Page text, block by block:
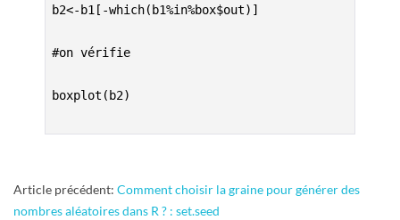
b2<-b1[-which(b1%in%box$out)]
#on vérifie
boxplot(b2)
2011-
11-
Article précédent: Comment choisir la graine pour générer des
nombres aléatoires dans R ? : set.seed